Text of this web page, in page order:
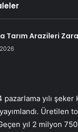
Tarım Arazileri
yılı şeker
yayımlandı. Üretilen
yıl 2 milyon